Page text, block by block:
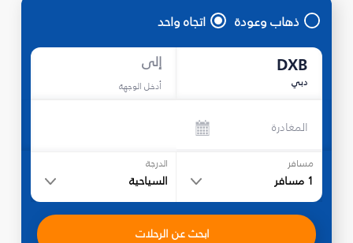
ذهاب وعودة اتجاه واحد
DXB
دبي
إلى
أدخل الوجهة
المغادرة
مسافر
1 مسافر
الدرجة
السياحية
ابحث عن الرحلات